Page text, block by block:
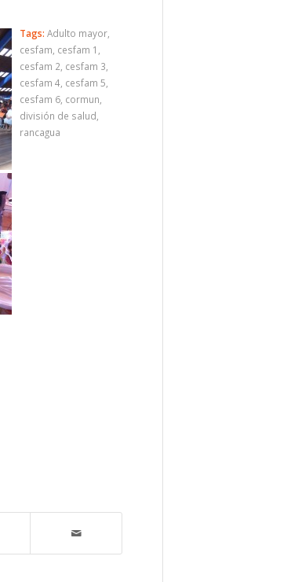
Tags: Adulto mayor,
cesfam, cesfam 1 ,
cesfam 2, cesfam 3,
cesfam 4, cesfam 5,
cesfam 6, cormun,
división de salud,
rancagua